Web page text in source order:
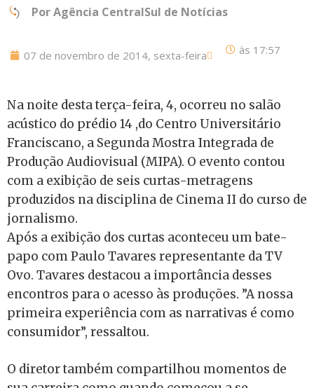
PorAgência CentralSul de Notícias
07 de novembro de 2014, sexta-feira às 17:57
Na noite desta terça-feira, 4, ocorreu no salão
acústico do prédio 14 ,do Centro Universitário
Franciscano, a Segunda Mostra Integrada de
Produção Audiovisual (MIPA). O evento contou
com a exibição de seis curtas-metragens
produzidos na disciplina de Cinema II do curso de
jornalismo.
Após a exibição dos curtas aconteceu um bate-
papo com Paulo Tavares representante da TV
Ovo. Tavares destacou a importância desses
encontros para o acesso às produções. ”A nossa
primeira experiência com as narrativas é como
consumidor”, ressaltou.
O diretor também compartilhou momentos de